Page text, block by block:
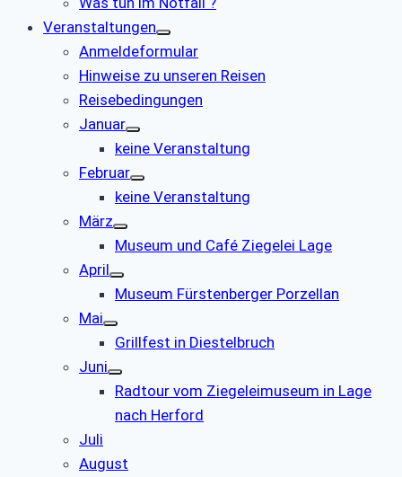
Veranstaltungen
Anmeldeformular
Hinweise zu unseren Reisen
Reisebedingungen
Januar
keine Veranstaltung
Februar
keine Veranstaltung
März
Museum und Café Ziegelei Lage
April
Museum Fürstenberger Porzellan
Mai
Grillfest in Diestelbruch
Juni
Radtour vom Ziegeleimuseum in Lage
nach Herford
Juli
August